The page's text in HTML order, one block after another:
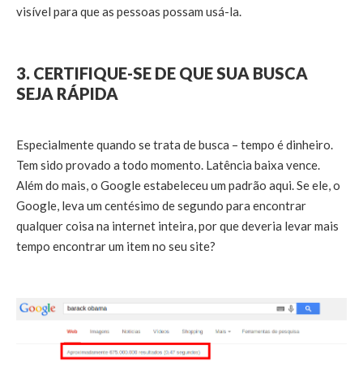
visível para que as pessoas possam usá-la.
3. CERTIFIQUE-SE DE QUE SUA BUSCA
SEJA RÁPIDA
Especialmente quando se trata de busca – tempo é dinheiro.
Tem sido provado a todo momento. Latência baixa vence.
Além do mais, o Google estabeleceu um padrão aqui. Se ele, o
Google, leva um centésimo de segundo para encontrar
qualquer coisa na internet inteira, por que deveria levar mais
tempo encontrar um item no seu site?